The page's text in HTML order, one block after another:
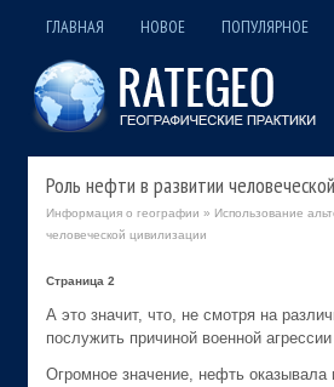
ГЛАВНАЯ НОВОЕ ПОПУЛЯРНОЕ
Роль нефти в развитии
Информация о географии » Использование
человеческой цивилизации
Страница 2
А это значит, что, не смотря на
послужить причиной военной
Огромное значение, нефть оказывала